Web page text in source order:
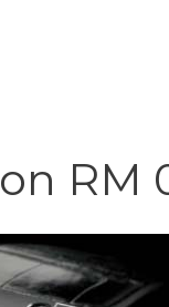
RM